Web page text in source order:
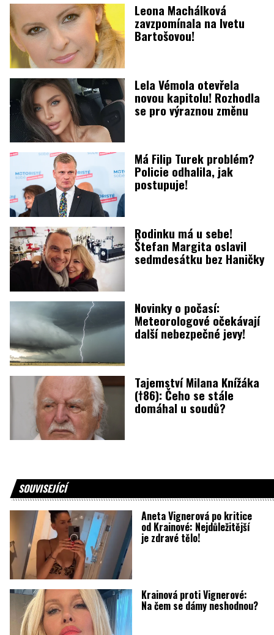
Leona Machálková
zavzpomínala na Ivetu
Bartošovou!
Lela Vémola otevřela
novou kapitolu! Rozhodla
se pro výraznou změnu
Má Filip Turek problém?
Policie odhalila, jak
postupuje!
Rodinku má u sebe!
Štefan Margita oslavil
sedmdesátku bez Haničky
Novinky o počasí:
Meteorologové očekávají
další nebezpečné jevy!
Tajemství Milana Knížáka
(†86): Čeho se stále
domáhal u soudů?
SOUVISEJÍCÍ
Aneta Vignerová po kritice
od Krainové: Nejdůležitější
je zdravé tělo!
Krainová proti Vignerové:
Na čem se dámy neshodnou?